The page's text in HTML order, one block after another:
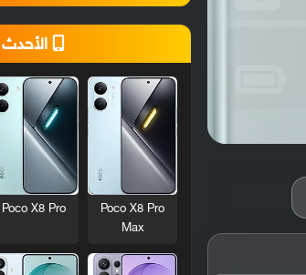
الأحدث
Poco X8 Pro
Max
Poco X8 Pro